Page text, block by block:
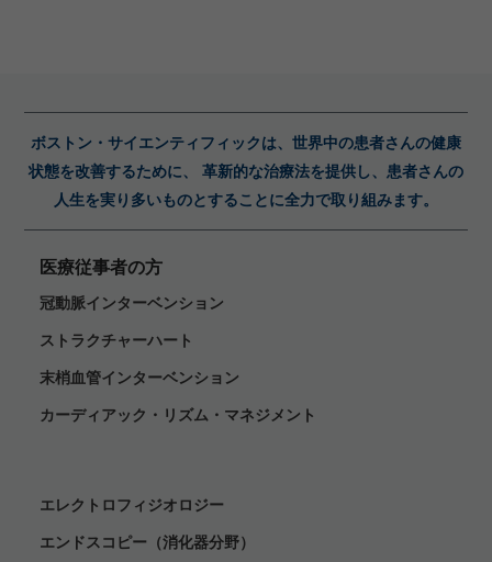
ボストン・サイエンティフィックは、世界中の患者さんの健康
状態を改善するために、 革新的な治療法を提供し、患者さんの
人生を実り多いものとすることに全力で取り組みます。
医療従事者の方
冠動脈インターベンション
ストラクチャーハート
末梢血管インターベンション
カーディアック・リズム・マネジメント
エレクトロフィジオロジー
エンドスコピー（消化器分野）